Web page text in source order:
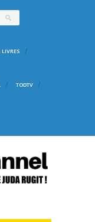
LIVRES
TODTV